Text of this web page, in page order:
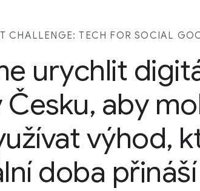
CHALLENGE: TECH FOR SOCIAL
urychlit
Česku, aby
výhod,
doba přináší